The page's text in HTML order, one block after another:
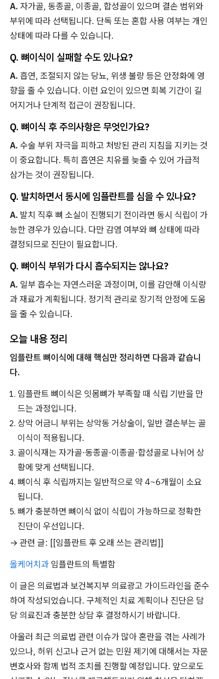
A. 자가골, 동종골, 이종골, 합성골이 있으며 결손 범위와
부위에 따라 선택됩니다. 단독 또는 혼합 사용 여부는 개인
상태에 따라 다를 수 있습니다.
Q. 뼈이식이 실패할 수도 있나요?
A. 흡연, 조절되지 않는 당뇨, 위생 불량 등은 안정화에 영
향을 줄 수 있습니다. 이런 요인이 있으면 회복 기간이 길
어지거나 단계적 접근이 권장됩니다.
Q. 뼈이식 후 주의사항은 무엇인가요?
A. 수술 부위 자극을 피하고 처방된 관리 지침을 지키는 것
이 중요합니다. 특히 흡연은 치유를 늦출 수 있어 가급적
삼가는 것이 권장됩니다.
Q. 발치하면서 동시에 임플란트를 심을 수 있나요?
A. 발치 직후 뼈 소실이 진행되기 전이라면 동시 식립이 가
능한 경우가 있습니다. 다만 감염 여부와 뼈 상태에 따라
결정되므로 진단이 필요합니다.
Q. 뼈이식 부위가 다시 흡수되지는 않나요?
A. 일부 흡수는 자연스러운 과정이며, 이를 감안해 이식량
과 재료가 계획됩니다. 정기적 관리로 장기적 안정에 도움
을 줄 수 있습니다.
오늘 내용 정리
임플란트 뼈이식에 대해 핵심만 정리하면 다음과 같습니
다.
임플란트 뼈이식은 잇몸뼈가 부족할 때 식립 기반을 만
드는 과정입니다.
상악 어금니 부위는 상악동 거상술이, 일반 결손부는 골
이식이 적용됩니다.
골이식재는 자가골·동종골·이종골·합성골로 나뉘어 상
황에 맞게 선택됩니다.
뼈이식 후 식립까지는 일반적으로 약 4~6개월이 소요
됩니다.
뼈가 충분하면 뼈이식 없이 식립이 가능하므로 정확한
진단이 우선입니다.
→ 관련 글: [[임플란트 후 오래 쓰는 관리법]]
올케어치과 임플란트의 특별함
이 글은 의료법과 보건복지부 의료광고 가이드라인을 준수
하여 작성되었습니다. 구체적인 치료 계획이나 진단은 담
당 의료진과 충분한 상담 후 결정하시기 바랍니다.
아울러 최근 의료법 관련 이슈가 많아 혼란을 겪는 사례가
있으나, 허위 신고나 근거 없는 민원 제기에 대해서는 자문
변호사와 함께 법적 조치를 진행할 예정입니다. 앞으로도